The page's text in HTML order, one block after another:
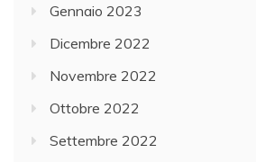
Gennaio 2023
Dicembre 2022
Novembre 2022
Ottobre 2022
Settembre 2022